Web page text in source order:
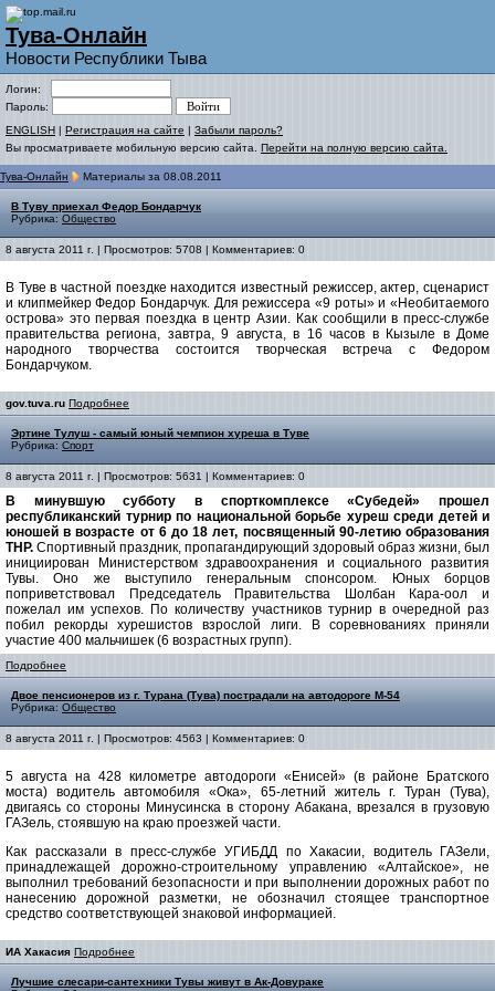
Тува-Онлайн
Новости Республики Тыва
Логин:
Пароль:
ENGLISH | Регистрация на сайте | Забыли пароль?
Вы просматриваете мобильную версию сайта. Перейти на полную версию сайта.
Тува-Онлайн Материалы за 08.08.2011
В Туву приехал Федор Бондарчук
Рубрика: Общество
8 августа 2011 г. | Просмотров: 5708 | Комментариев: 0
В Туве в частной поездке находится известный режиссер, актер, сценарист
и клипмейкер Федор Бондарчук. Для режиссера «9 роты» и «Необитаемого
острова» это первая поездка в центр Азии. Как сообщили в пресс-службе
правительства региона, завтра, 9 августа, в 16 часов в Кызыле в Доме
народного творчества состоится творческая встреча с Федором
Бондарчуком.
gov.tuva.ru Подробнее
Эртине Тулуш - самый юный чемпион хуреша в Туве
Рубрика: Спорт
8 августа 2011 г. | Просмотров: 5631 | Комментариев: 0
В минувшую субботу в спорткомплексе «Субедей» прошел
республиканский турнир по национальной борьбе хуреш среди детей и
юношей в возрасте от 6 до 18 лет, посвященный 90-летию образования
ТНР. Спортивный праздник, пропагандирующий здоровый образ жизни, был
инициирован Министерством здравоохранения и социального развития
Тувы. Оно же выступило генеральным спонсором. Юных борцов
поприветствовал Председатель Правительства Шолбан Кара-оол и
пожелал им успехов. По количеству участников турнир в очередной раз
побил рекорды хурешистов взрослой лиги. В соревнованиях приняли
участие 400 мальчишек (6 возрастных групп).
Подробнее
Двое пенсионеров из г. Турана (Тува) пострадали на автодороге М-54
Рубрика: Общество
8 августа 2011 г. | Просмотров: 4563 | Комментариев: 0
5 августа на 428 километре автодороги «Енисей» (в районе Братского
моста) водитель автомобиля «Ока», 65-летний житель г. Туран (Тува),
двигаясь со стороны Минусинска в сторону Абакана, врезался в грузовую
ГАЗель, стоявшую на краю проезжей части.
Как рассказали в пресс-службе УГИБДД по Хакасии, водитель ГАЗели,
принадлежащей дорожно-строительному управлению «Алтайское», не
выполнил требований безопасности и при выполнении дорожных работ по
нанесению дорожной разметки, не обозначил стоящее транспортное
средство соответствующей знаковой информацией.
ИА Хакасия Подробнее
Лучшие слесари-сантехники Тувы живут в Ак-Довураке